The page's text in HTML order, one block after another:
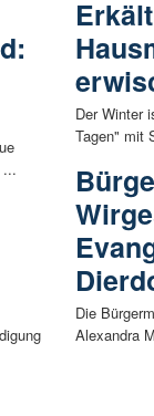
...
Der Winter
Tagen" mit
Die
Alexandra